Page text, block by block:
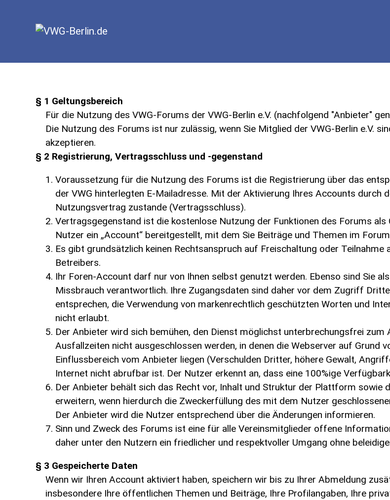
§ 1 Geltungsbereich
Für die Nutzung des VWG-Forums der VWG-Berlin e.V. (nachfolgend "Anbieter"
Die Nutzung des Forums ist nur zulässig, wenn Sie Mitglied der VWG-Berlin e.V.
akzeptieren.
§ 2 Registrierung, Vertragsschluss und -gegenstand
Voraussetzung für die Nutzung des Forums ist die Registrierung über das
der VWG hinterlegten E-Mailadresse. Mit der Aktivierung Ihres Accounts durch
Nutzungsvertrag zustande (Vertragsschluss).
Vertragsgegenstand ist die kostenlose Nutzung der Funktionen des Forums
Nutzer ein „Account“ bereitgestellt, mit dem Sie Beiträge und Themen im
Es gibt grundsätzlich keinen Rechtsanspruch auf Freischaltung oder
Betreibers.
Ihr Foren-Account darf nur von Ihnen selbst genutzt werden. Ebenso sind Sie
Missbrauch verantwortlich. Ihre Zugangsdaten sind daher vor dem Zugriff
entsprechen, die Verwendung von markenrechtlich geschützten Worten und
nicht erlaubt.
Der Anbieter wird sich bemühen, den Dienst möglichst unterbrechungsfrei
Ausfallzeiten nicht ausgeschlossen werden, in denen die Webserver auf Grund
Einflussbereich vom Anbieter liegen (Verschulden Dritter, höhere Gewalt,
Internet nicht abrufbar ist. Der Nutzer erkennt an, dass eine 100%ige
Der Anbieter behält sich das Recht vor, Inhalt und Struktur der Plattform sowie
erweitern, wenn hierdurch die Zweckerfüllung des mit dem Nutzer
Der Anbieter wird die Nutzer entsprechend über die Änderungen informieren.
Sinn und Zweck des Forums ist eine für alle Vereinsmitglieder offene
daher unter den Nutzern ein friedlicher und respektvoller Umgang ohne
§ 3 Gespeicherte Daten
Wenn wir Ihren Account aktiviert haben, speichern wir bis zu Ihrer Abmeldung
insbesondere Ihre öffentlichen Themen und Beiträge, Ihre Profilangaben, Ihre